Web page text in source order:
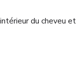
du cheveu et